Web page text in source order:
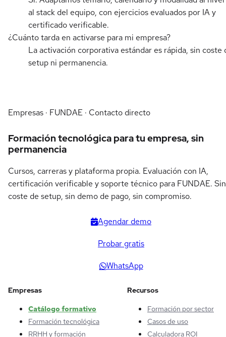
al stack del equipo, con ejercicios evaluados por IA y
certificado verificable.
¿Cuánto tarda en activarse para mi empresa?
La activación corporativa estándar es rápida, sin coste
setup ni permanencia.
Empresas · FUNDAE · Contacto directo
Formación tecnológica para tu empresa, sin
permanencia
Cursos, carreras y plataforma propia. Evaluación con IA,
certificación verificable y soporte técnico para FUNDAE. Sin
coste de setup, sin demo de pago, sin compromiso.
Agendar demo
Probar gratis
WhatsApp
Empresas
Catálogo formativo
Formación tecnológica
RRHH y formación
Recursos
Formación por sector
Casos de uso
Calculadora ROI